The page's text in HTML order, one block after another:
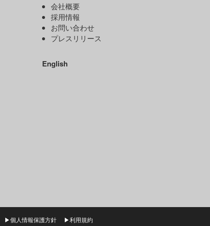
会社概要
採用情報
お問い合わせ
プレスリリース
English
▶個人情報保護方針 ▶利用規約